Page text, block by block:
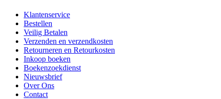
Klantenservice
Bestellen
Veilig Betalen
Verzenden en verzendkosten
Retourneren en Retourkosten
Inkoop boeken
Boekenzoekdienst
Nieuwsbrief
Over Ons
Contact